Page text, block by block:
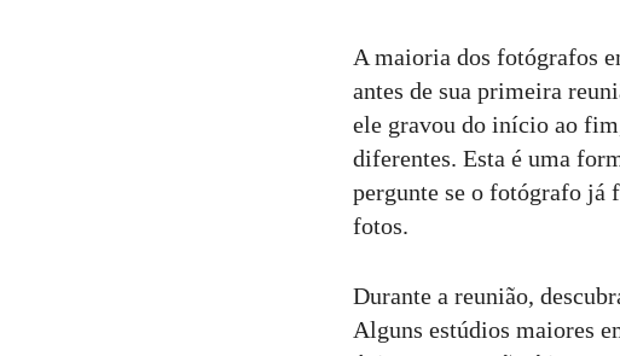
A maioria dos fotógrafos
antes de sua primeira
ele gravou do início ao
diferentes. Esta é uma
pergunte se o fotógrafo já
fotos.
Durante a reunião,
Alguns estúdios maiores